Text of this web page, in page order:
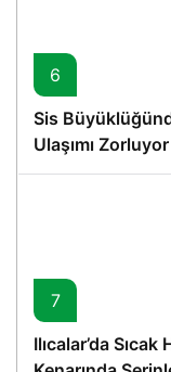
6
Sis
Ulaşımı Zorluyor
7
Ilıcalar’da